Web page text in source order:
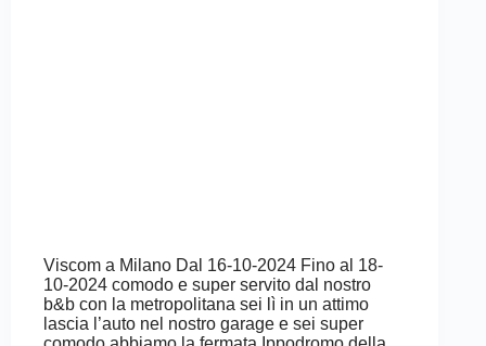
Viscom a Milano Dal 16-10-2024 Fino al 18-
10-2024 comodo e super servito dal nostro
b&b con la metropolitana sei lì in un attimo
lascia l’auto nel nostro garage e sei super